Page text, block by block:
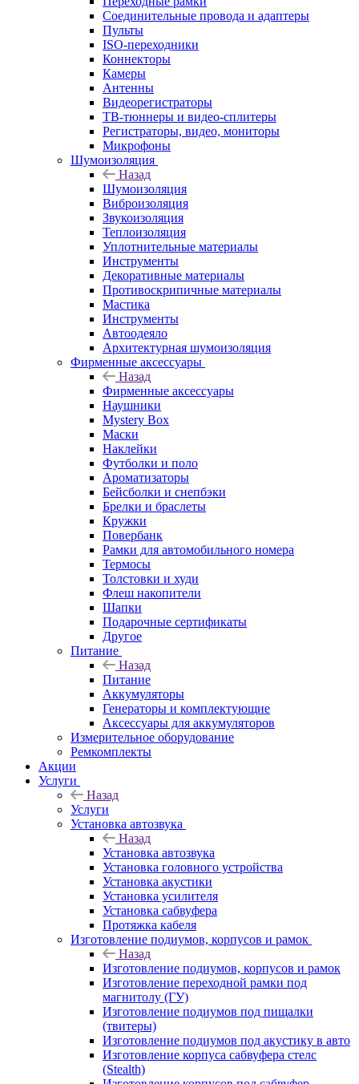
Соединительные провода и адаптеры
Пульты
ISO-переходники
Коннекторы
Камеры
Антенны
Видеорегистраторы
ТВ-тюннеры и видео-сплитеры
Регистраторы, видео, мониторы
Микрофоны
Шумоизоляция
Назад
Шумоизоляция
Виброизоляция
Звукоизоляция
Теплоизоляция
Уплотнительные материалы
Инструменты
Декоративные материалы
Противоскрипичные материалы
Мастика
Инструменты
Автоодеяло
Архитектурная шумоизоляция
Фирменные аксессуары
Назад
Фирменные аксессуары
Наушники
Mystery Box
Маски
Наклейки
Футболки и поло
Ароматизаторы
Бейсболки и снепбэки
Брелки и браслеты
Кружки
Повербанк
Рамки для автомобильного номера
Термосы
Толстовки и худи
Флеш накопители
Шапки
Подарочные сертификаты
Другое
Питание
Назад
Питание
Аккумуляторы
Генераторы и комплектующие
Аксессуары для аккумуляторов
Измерительное оборудование
Ремкомплекты
Акции
Услуги
Назад
Услуги
Установка автозвука
Назад
Установка автозвука
Установка головного устройства
Установка акустики
Установка усилителя
Установка сабвуфера
Протяжка кабеля
Изготовление подиумов, корпусов и рамок
Назад
Изготовление подиумов, корпусов и рамок
Изготовление переходной рамки под
магнитолу (ГУ)
Изготовление подиумов под пищалки
(твитеры)
Изготовление подиумов под акустику в авто
Изготовление корпуса сабвуфера стелс
(Stealth)